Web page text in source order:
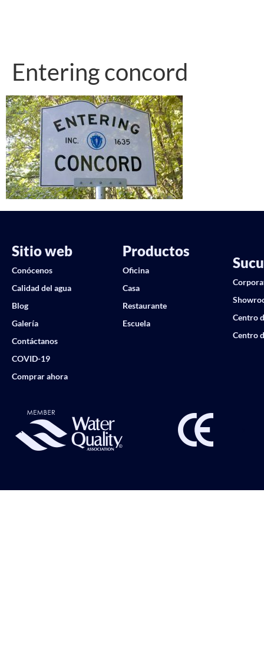
Entering concord
Sitio web
Conócenos
Calidad del agua
Blog
Galería
Contáctanos
COVID-19
Comprar ahora
Productos
Oficina
Casa
Restaurante
Escuela
Centro
Centro